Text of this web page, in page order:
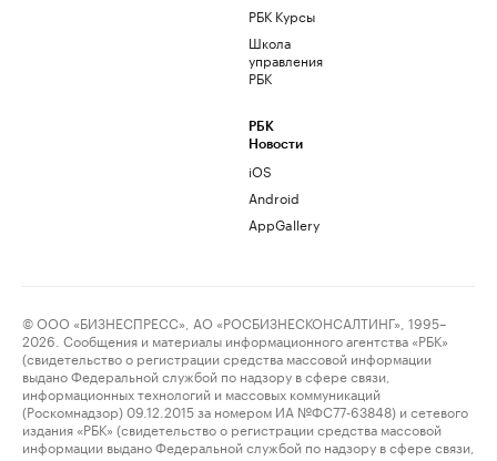
РБК Курсы
Школа
управления
РБК
РБК
Новости
iOS
Android
AppGallery
© ООО «БИЗНЕСПРЕСС», АО «РОСБИЗНЕСКОНСАЛТИНГ», 1995–
2026. Сообщения и материалы информационного агентства «РБК»
(свидетельство о регистрации средства массовой информации
выдано Федеральной службой по надзору в сфере связи,
информационных технологий и массовых коммуникаций
(Роскомнадзор) 09.12.2015 за номером ИА №ФС77-63848) и сетевого
издания «РБК» (свидетельство о регистрации средства массовой
информации выдано Федеральной службой по надзору в сфере связи,